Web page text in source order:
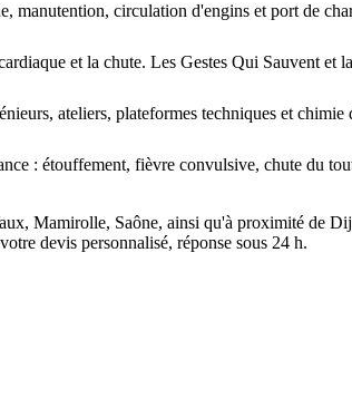
manutention, circulation d'engins et port de
et la chute. Les Gestes Qui Sauvent et
ateliers, plateformes techniques et chimie
: étouffement, fièvre convulsive, chute du
Mamirolle, Saône, ainsi qu'à proximité de
devis personnalisé, réponse sous 24 h.